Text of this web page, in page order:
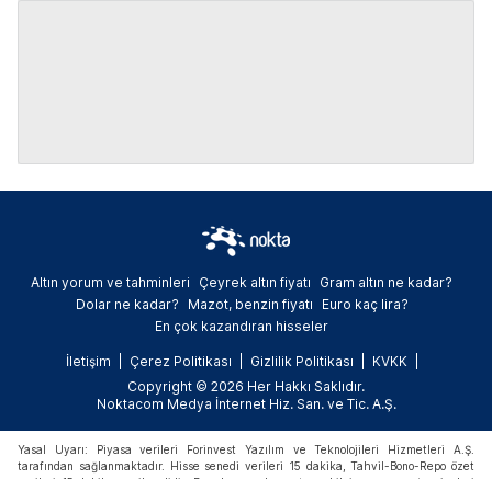
Altın yorum ve tahminleri Çeyrek altın fiyatı
Gram altın ne kadar?
Dolar ne kadar?
Mazot, benzin fiyatı
Euro kaç lira?
En çok kazandıran hisseler
İletişim Çerez Politikası Gizlilik Politikası
KVKK
Copyright © 2026 Her Hakkı Saklıdır.
Noktacom Medya İnternet Hiz. San. ve Tic. A.Ş.
Yasal Uyarı: Piyasa verileri Forinvest Yazılım ve Teknolojileri Hizmetleri A.Ş.
tarafından sağlanmaktadır. Hisse senedi verileri 15 dakika, Tahvil-Bono-Repo özet